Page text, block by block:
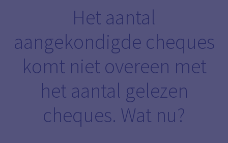
Het aantal
aangekondigde cheques
komt niet overeen met
het aantal gelezen
cheques. Wat nu?